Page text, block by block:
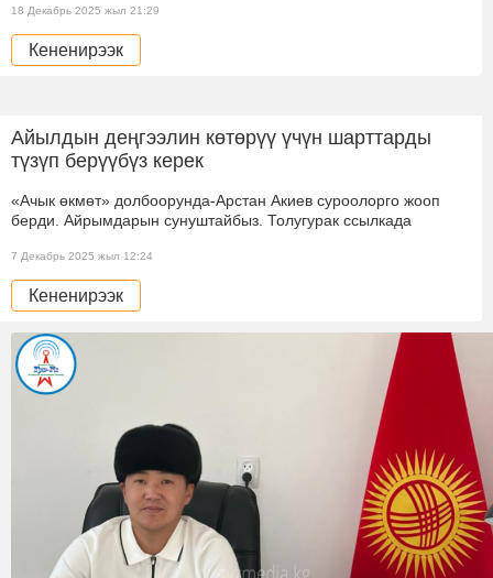
18 Декабрь 2025 жыл 21:29
Кененирээк
Айылдын деңгээлин көтөрүү үчүн шарттарды
түзүп берүүбүз керек
«Ачык өкмөт» долбоорунда-Арстан Акиев суроолорго жооп
берди. Айрымдарын сунуштайбыз. Толугурак ссылкада
7 Декабрь 2025 жыл 12:24
Кененирээк